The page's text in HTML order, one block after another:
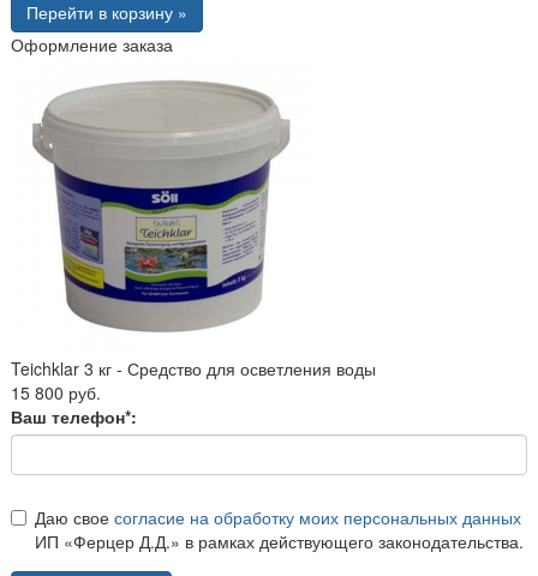
Перейти в корзину »
Оформление заказа
Teichklar 3 кг - Средство для осветления воды
15 800 руб.
Ваш телефон*:
Даю свое согласие на обработку моих персональных данных
ИП «Ферцер Д.Д.» в рамках действующего законодательства.